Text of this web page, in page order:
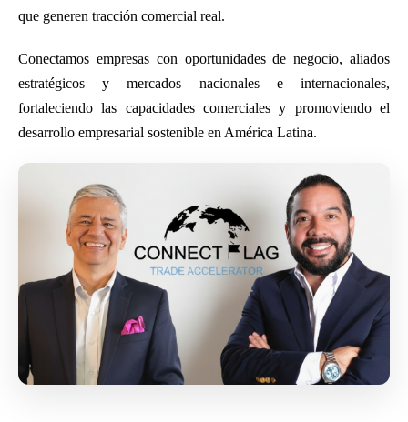
que generen tracción comercial real.
Conectamos empresas con oportunidades de negocio, aliados
estratégicos y mercados nacionales e internacionales,
fortaleciendo las capacidades comerciales y promoviendo el
desarrollo empresarial sostenible en América Latina.